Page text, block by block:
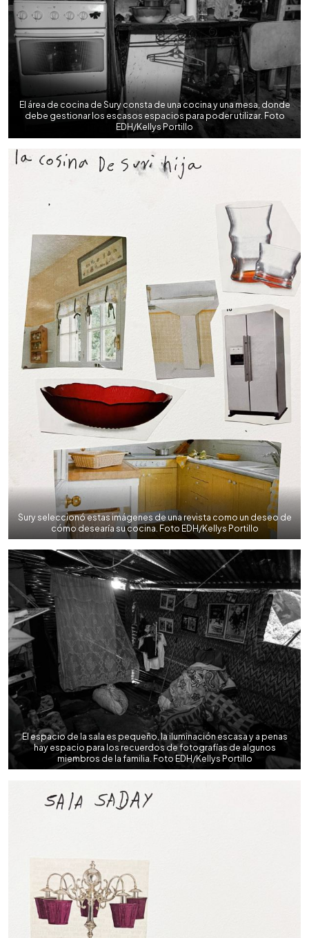
El área de cocina de Sury consta de una cocina y una mesa, donde
debe gestionar los escasos espacios para poder utilizar. Foto
EDH/Kellys Portillo
Sury seleccionó estas imágenes de una revista como un deseo de
cómo desearía su cocina. Foto EDH/Kellys Portillo
El espacio de la sala es pequeño, la iluminación escasa y a penas
hay espacio para los recuerdos de fotografías de algunos
miembros de la familia. Foto EDH/Kellys Portillo